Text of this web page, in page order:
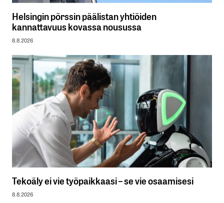
Helsingin pörssin päälistan yhtiöiden
kannattavuus kovassa nousussa
8.8.2026
Tekoäly ei vie työpaikkaasi – se vie osaamisesi
8.8.2026